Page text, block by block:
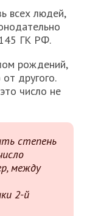
всех людей,
ГК РФ.
рождений,
другого.
число не
степень
между
2-й